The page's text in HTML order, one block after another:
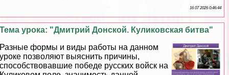
16 07 2026 0:46:44
Тема урока: "Дмитрий Донской. Куликовская битва"
Разные формы и виды работы на данном
уроке позволяют выяснить причины,
способствовавшие победе русских войск на